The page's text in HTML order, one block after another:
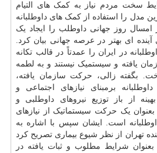
سخت مردم نیاز به کمک های التیام
مدل را استفاده از کمک های داوطلبانه
امسال روز جهانی داوطلب را ایجاد یک
آینده ای بهتر در عرصه جهانی بیان کرد.
در ایران را عمدتاً در قالب تکانه
یافته و سیستمیک نیستند و به لطمه
بگفته زالی، حرکت سازمان یافته،
برمبنای نیازهای اجتماعی و
از باز توزیع نیروهای داوطلبی و
بعنوان یک حرکت سیستماتیک از نیازهای
است. ایشان سپس با اشاره به
تهران از نظر شیوع بیماری تصریح کرد
شرایط مطلوب و ثبات یافته در